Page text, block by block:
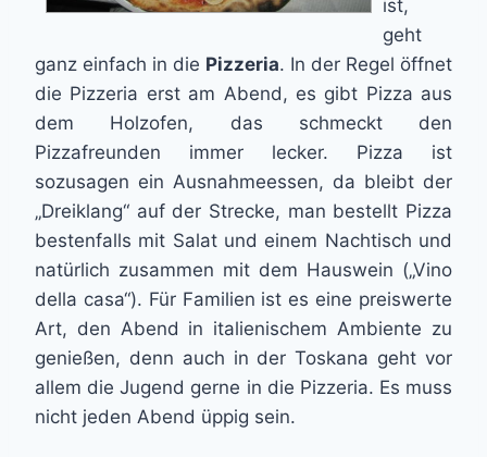
ist,
geht
ganz einfach in die Pizzeria. In der Regel öffnet
die Pizzeria erst am Abend, es gibt Pizza aus
dem Holzofen, das schmeckt den
Pizzafreunden immer lecker. Pizza ist
sozusagen ein Ausnahmeessen, da bleibt der
„Dreiklang“ auf der Strecke, man bestellt Pizza
bestenfalls mit Salat und einem Nachtisch und
natürlich zusammen mit dem Hauswein („Vino
della casa“). Für Familien ist es eine preiswerte
Art, den Abend in italienischem Ambiente zu
genießen, denn auch in der Toskana geht vor
allem die Jugend gerne in die Pizzeria. Es muss
nicht jeden Abend üppig sein.